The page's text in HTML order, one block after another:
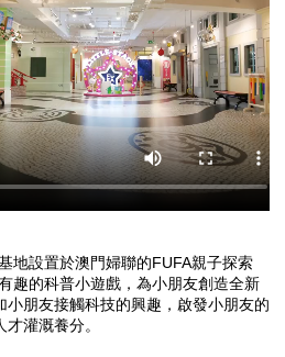
地設置於澳門婦聯的FUFA親子探索
趣的科普小遊戲，為小朋友創造全新
小朋友接觸科技的興趣，啟發小朋友的
灌溉養分。